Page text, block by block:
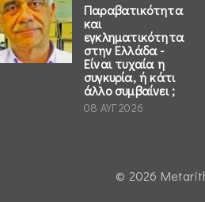
Παραβατικότητα
και
εγκληματικότητα
στην Ελλάδα -
Είναι τυχαία η
συγκυρία, ή κάτι
άλλο συμβαίνει ;
08 ΑΥΓ 2026
© 2026